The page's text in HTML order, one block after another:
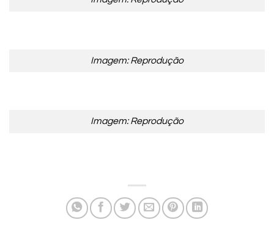
Imagem: Reprodução
Imagem: Reprodução